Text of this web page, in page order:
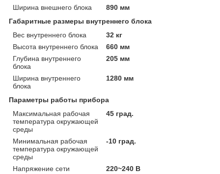
Ширина внешнего блока
890 мм
Габаритные размеры внутреннего блока
Вес внутреннего блока
32 кг
Высота внутреннего блока
660 мм
Глубина внутреннего
блока
205 мм
Ширина внутреннего
блока
1280 мм
Параметры работы прибора
Максимальная рабочая
температура окружающей
среды
45 град.
Минимальная рабочая
температура окружающей
среды
-10 град.
Напряжение сети
220~240 В